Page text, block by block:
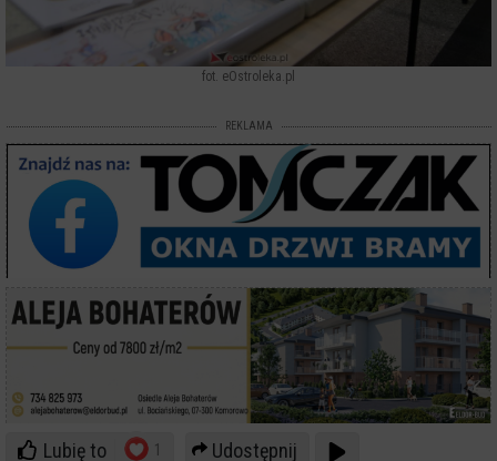
fot. eOstroleka.pl
REKLAMA
Lubię to 1
Udostępnij